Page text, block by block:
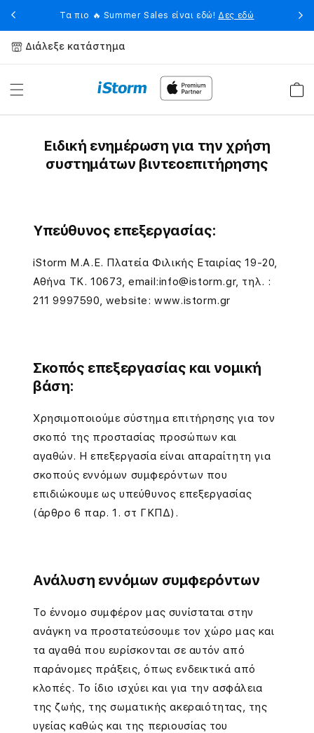
Τα πιο 🔥 Summer Sales είναι εδώ! Δες εδώ
Διάλεξε κατάστημα
Καλάθι
Ειδική ενημέρωση για την χρήση
συστημάτων βιντεοεπιτήρησης
Υπεύθυνος επεξεργασίας:
iStorm M.Α.Ε. Πλατεία Φιλικής Εταιρίας 19-20,
Αθήνα ΤΚ. 10673, email:info@istorm.gr, τηλ. :
211 9997590, website: www.istorm.gr
Σκοπός επεξεργασίας και νομική
βάση:
Χρησιμοποιούμε σύστημα επιτήρησης για τον
σκοπό της προστασίας προσώπων και
αγαθών. Η επεξεργασία είναι απαραίτητη για
σκοπούς εννόμων συμφερόντων που
επιδιώκουμε ως υπεύθυνος επεξεργασίας
(άρθρο 6 παρ. 1. στ ΓΚΠΔ).
Ανάλυση εννόμων συμφερόντων
Το έννομο συμφέρον μας συνίσταται στην
ανάγκη να προστατεύσουμε τον χώρο μας και
τα αγαθά που ευρίσκονται σε αυτόν από
παράνομες πράξεις, όπως ενδεικτικά από
κλοπές. Το ίδιο ισχύει και για την ασφάλεια
της ζωής, της σωματικής ακεραιότητας, της
υγείας καθώς και της περιουσίας του